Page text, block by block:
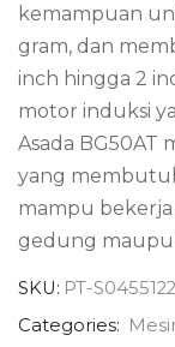
kemampuan
gram, dan
inch hingga 2
motor induksi
Asada BG50AT
yang
mampu bekerja
gedung
SKU: PT-
Categories: